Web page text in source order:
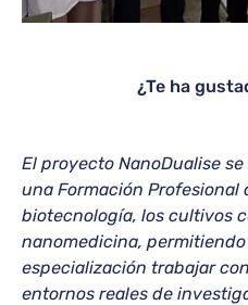
¿Te ha
El proyecto NanoDualise
una Formación
biotecnología, los cultivos
nanomedicina,
especialización trabajar
entornos reales de